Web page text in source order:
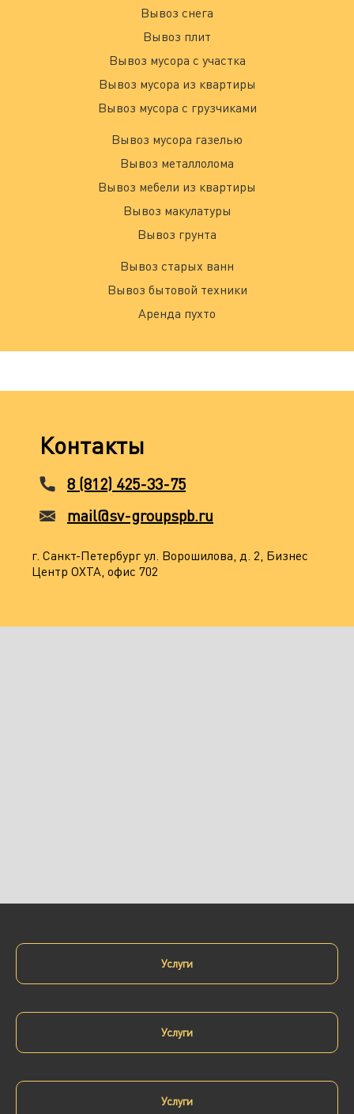
Вывоз снега
Вывоз плит
Вывоз мусора с участка
Вывоз мусора из квартиры
Вывоз мусора с грузчиками
Вывоз мусора газелью
Вывоз металлолома
Вывоз мебели из квартиры
Вывоз макулатуры
Вывоз грунта
Вывоз старых ванн
Вывоз бытовой техники
Аренда пухто
Контакты
8 (812) 425-33-75
mail@sv-groupspb.ru
г. Санкт-Петербург ул. Ворошилова, д. 2, Бизнес
Центр ОХТА, офис 702
Услуги
Услуги
Услуги